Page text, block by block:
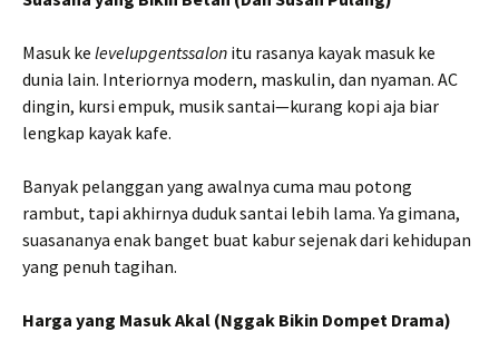
Masuk ke levelupgentssalon itu rasanya kayak masuk ke
dunia lain. Interiornya modern, maskulin, dan nyaman. AC
dingin, kursi empuk, musik santai—kurang kopi aja biar
lengkap kayak kafe.
Banyak pelanggan yang awalnya cuma mau potong
rambut, tapi akhirnya duduk santai lebih lama. Ya gimana,
suasananya enak banget buat kabur sejenak dari kehidupan
yang penuh tagihan.
Harga yang Masuk Akal (Nggak Bikin Dompet Drama)